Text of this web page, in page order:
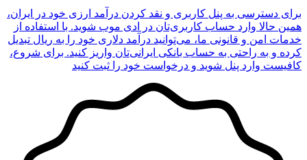
برای دسترسی به پنل کاربری و نقد کردن درآمد ارزی خود در ایران،
همین حالا وارد حساب کاربری‌تان در ادی موب شوید. با استفاده از
خدمات امن و قانونی ما، می‌توانید درآمد دلاری خود را به ریال تبدیل
کرده و به راحتی به حساب بانکی ایرانی‌تان واریز کنید. برای شروع،
کافیست وارد پنل شوید و درخواست خود را ثبت کنید